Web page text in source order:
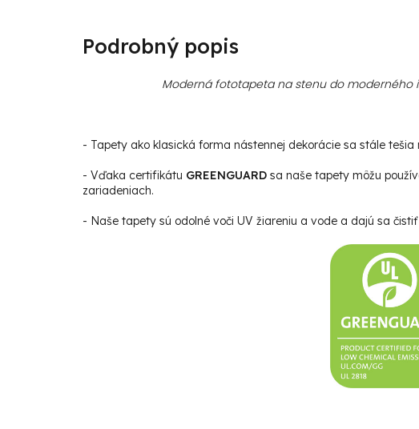
Podrobný popis
Moderná fototapeta na stenu do moderného
- Tapety ako klasická forma nástennej dekorácie sa stále tešia
- Vďaka certifikátu GREENGUARD sa naše tapety môžu
zariadeniach.
- Naše tapety sú odolné voči UV žiareniu a vode a dajú sa